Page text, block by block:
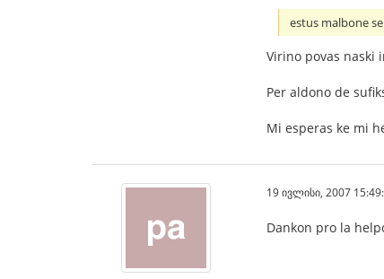
estus malbone
Virino povas naski
Per aldono de
Mi esperas ke mi
19 ივლისი, 2007
Dankon pro la